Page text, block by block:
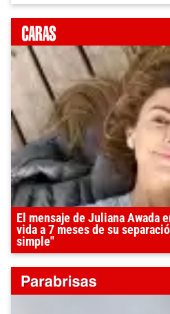
El mensaje de Juliana Awada
vida a 7 meses de su
simple"